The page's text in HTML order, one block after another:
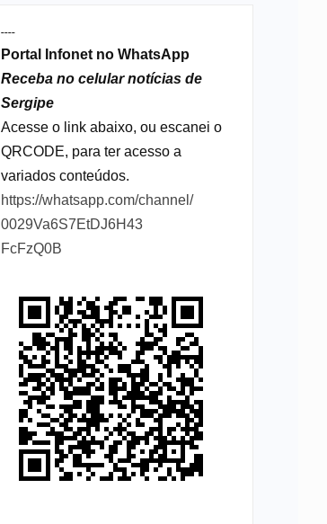
----
Portal Infonet no WhatsApp
Receba no celular notícias de
Sergipe
Acesse o link abaixo, ou escanei o
QRCODE, para ter acesso a
variados conteúdos.
https://whatsapp.com/channel/
0029Va6S7EtDJ6H43
FcFzQ0B